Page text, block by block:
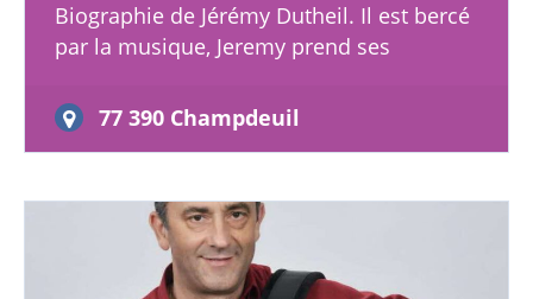
Biographie de Jérémy Dutheil. Il est bercé
par la musique, Jeremy prend ses
4 ans. Il…
77 390 Champdeuil